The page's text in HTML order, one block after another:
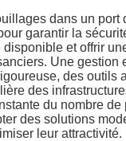
dans un port
garantir la
disponible et offrir
Une gestion
des outils
des
du nombre
des solutions
leur attractivité.